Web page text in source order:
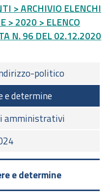
> ARCHIVIO ELENCHI
> 2020 > ELENCO
N. 96 DEL 02.12.2020
politico
e determine
amministrativi
e determine